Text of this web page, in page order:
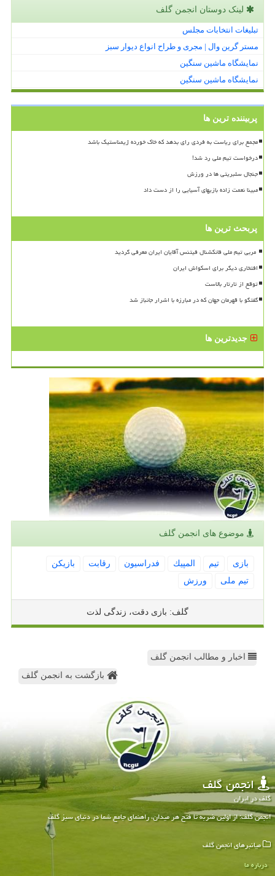
لینک دوستان انجمن گلف
تبلیغات انتخابات مجلس
مستر گرین وال | مجری و طراح انواع دیوار سبز
نمایشگاه ماشین سنگین
نمایشگاه ماشین سنگین
پربیننده ترین ها
مجمع برای ریاست به فردی رای بدهد که خاک خورده ژیمناستیک باشد
درخواست تیم ملی رد شد!
جنجال سلبریتی ها در ورزش
مبینا نعمت زاده بازیهای آسیایی را از دست داد
پربحث ترین ها
افتخاری دیگر برای اسکواش ایران
توقع از تارتار بالاست
گفتگو با قهرمان جهان که در مبارزه با اشرار جانباز شد
جدیدترین ها
موضوع های انجمن گلف
بازی تیم المپیك فدراسیون رقابت
بازیكن
تیم ملی
ورزش
گلف: بازی دقت، زندگی لذت
اخبار و مطالب انجمن گلف
بازگشت به انجمن گلف
انجمن گلف
گلف در ایران
انجمن گلف: از اولین ضربه تا فتح هر میدان، راهنمای جامع شما در دنیای سبز گلف
میانبرهای انجمن گلف
درباره ما